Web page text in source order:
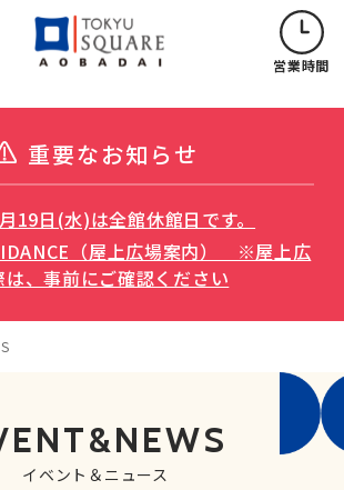
営業時間
重要なお知らせ
19日(水)は全館休館日です。
（屋上広場案内） ※屋上広
、事前にご確認ください
イベント＆ニュース